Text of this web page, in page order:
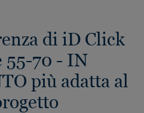
di iD Click
55-70 - IN
più adatta al